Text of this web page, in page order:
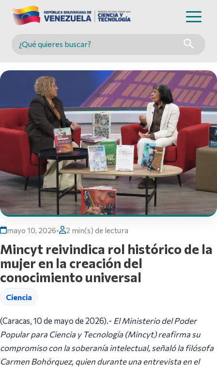
Buscar en MINCYT
mayo 10, 2026• 2 min(s) de lectura
Mincyt reivindica rol histórico de la
mujer en la creación del
conocimiento universal
Ciencia
(Caracas, 10 de mayo de 2026).- El Ministerio del Poder
Popular para Ciencia y Tecnología (Mincyt) reafirma su
compromiso con la soberanía intelectual, señaló la filósofa
Carmen Bohórquez, quien durante una entrevista en el